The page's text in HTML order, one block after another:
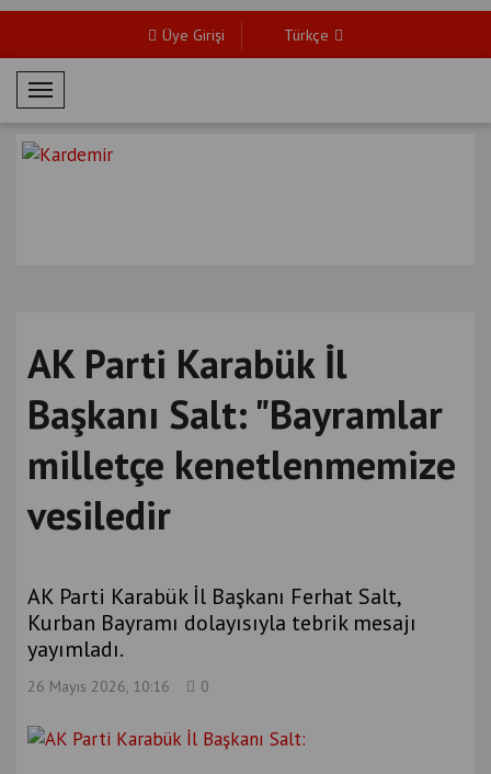
Üye Girişi Türkçe
M
o
b
AK Parti Karabük İl
Başkanı Salt: "Bayramlar
milletçe kenetlenmemize
vesiledir
AK Parti Karabük İl Başkanı Ferhat Salt,
Kurban Bayramı dolayısıyla tebrik mesajı
yayımladı.
26 Mayıs 2026, 10:16 0